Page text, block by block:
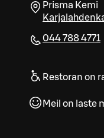
Prisma Kemi
044 788 4771
Restoran on
Meil on laste